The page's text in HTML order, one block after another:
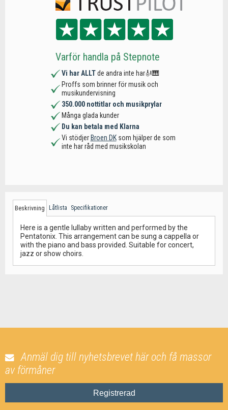
Varför handla på Stepnote
Vi har ALLTde andra inte har🎻🎹
Proffs som brinner för musik och
musikundervisning
350.000 nottitlar och musikprylar
Många glada kunder
Du kan betala med Klarna
Vi stödjer Broen DKsom hjälper de som
inte har råd med musikskolan
Beskrivning Låtlista Specifikationer
Here is a gentle lullaby written and performed by the
Pentatonix. This arrangement can be sung a cappella or
with the piano and bass provided. Suitable for concert,
jazz or show choirs.
Anmäl dig till nyhetsbrevet här och få massor
av förmåner
Registrerad